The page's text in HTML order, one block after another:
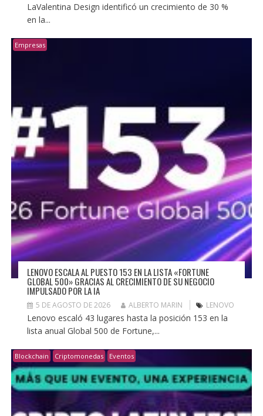
LaValentina Design identificó un crecimiento de 30 %
en la...
Empresas
LENOVO ESCALA AL PUESTO 153 EN LA LISTA «FORTUNE
GLOBAL 500» GRACIAS AL CRECIMIENTO DE SU NEGOCIO
IMPULSADO POR LA IA
5 DE AGOSTO DE 2026 ALBERTO MARIN LENOVO
Lenovo escaló 43 lugares hasta la posición 153 en la
lista anual Global 500 de Fortune,...
Blockchain Criptomonedas Eventos